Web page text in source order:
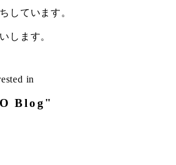
しています。
します。
in
Blog"